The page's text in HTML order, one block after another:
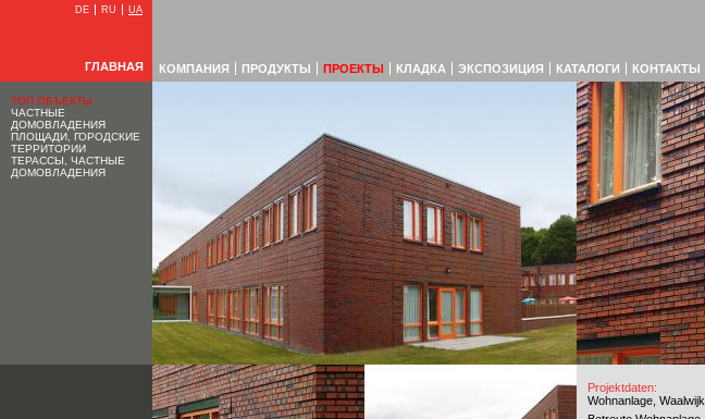
DE RU UA
ГЛАВНАЯ КОМПАНИЯ ПРОДУКТЫ ПРОЕКТЫ КЛАДКА ЭКСПОЗИЦИЯ КАТАЛОГИ КОНТАКТЫ
ТОП ОБЪЕКТЫ
ЧАСТНЫЕ
ДОМОВЛАДЕНИЯ
ПЛОЩАДИ, ГОРОДСКИЕ
ТЕРРИТОРИИ
ТЕРАССЫ, ЧАСТНЫЕ
ДОМОВЛАДЕНИЯ
Projektdaten:
Wohnanlage, Waalwijk